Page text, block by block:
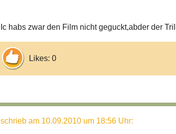
Ic habs zwar den Film nicht geguckt,abder der
Likes: 0
schrieb am 10.09.2010 um 18:56 Uhr: